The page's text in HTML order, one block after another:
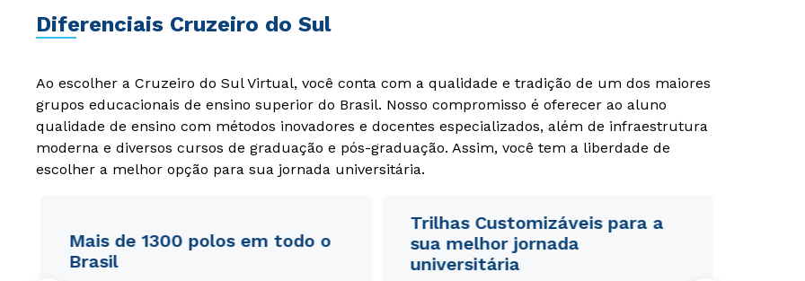
Diferenciais Cruzeiro do Sul
Ao escolher a Cruzeiro do Sul Virtual, você conta com a qualidade e tradição de um dos maiores
grupos educacionais de ensino superior do Brasil. Nosso compromisso é oferecer ao aluno
qualidade de ensino com métodos inovadores e docentes especializados, além de infraestrutura
moderna e diversos cursos de graduação e pós-graduação. Assim, você tem a liberdade de
escolher a melhor opção para sua jornada universitária.
Mais de 1300 polos em todo o
Brasil
Trilhas Customizáveis para a
sua melhor jornada
universitária